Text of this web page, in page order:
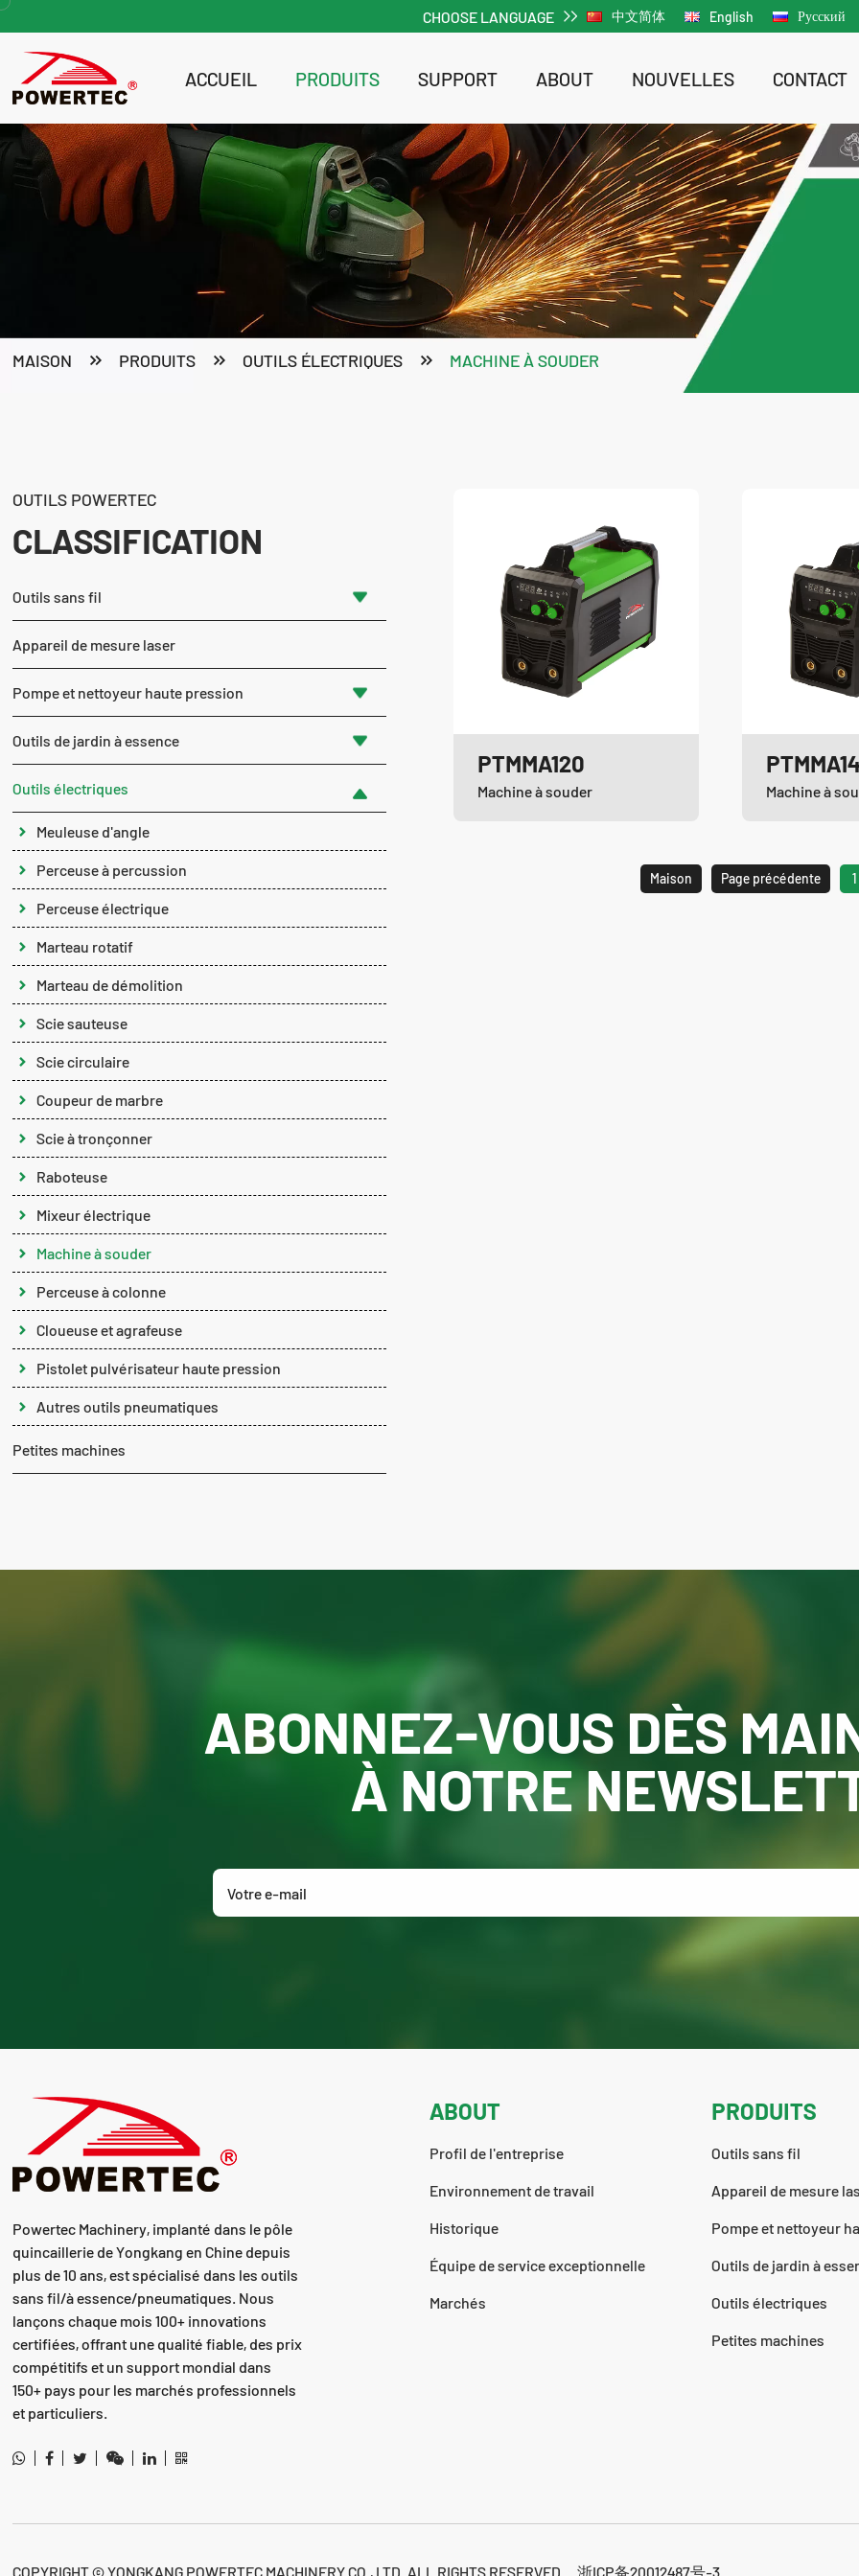
CHOOSE LANGUAGE 中文简体 English Русский
ACCUEIL PRODUITS SUPPORT ABOUT NOUVELLES CONTACT
MAISON PRODUITS OUTILS ÉLECTRIQUES MACHINE À SOUDER
OUTILS POWERTEC
CLASSIFICATION
Outils sans fil
Appareil de mesure laser
Pompe et nettoyeur haute pression
Outils de jardin à essence
Outils électriques
Meuleuse d'angle
Perceuse à percussion
Perceuse électrique
Marteau rotatif
Marteau de démolition
Scie sauteuse
Scie circulaire
Coupeur de marbre
Scie à tronçonner
Raboteuse
Mixeur électrique
Machine à souder
Perceuse à colonne
Cloueuse et agrafeuse
Pistolet pulvérisateur haute pression
Autres outils pneumatiques
Petites machines
PTMMA120
Machine à souder Machine à
Maison Page précédente 1
ABONNEZ-VOUS DÈS
À NOTRE
Powertec Machinery, implanté dans le pôle
quincaillerie de Yongkang en Chine depuis
plus de 10 ans, est spécialisé dans les outils
sans fil/à essence/pneumatiques. Nous
lançons chaque mois 100+ innovations
certifiées, offrant une qualité fiable, des prix
compétitifs et un support mondial dans
150+ pays pour les marchés professionnels
et particuliers.
ABOUT
Profil de l'entreprise
Environnement de travail
Historique
Équipe de service exceptionnelle
Marchés
PRODUITS
Outils sans fil
Appareil de mesure
Pompe et nettoyeur
Outils de jardin à
Outils électriques
Petites machines
COPYRIGHT © YONGKANG POWERTEC MACHINERY CO., LTD. ALL RIGHTS RESERVED. 浙ICP备20012487号-3